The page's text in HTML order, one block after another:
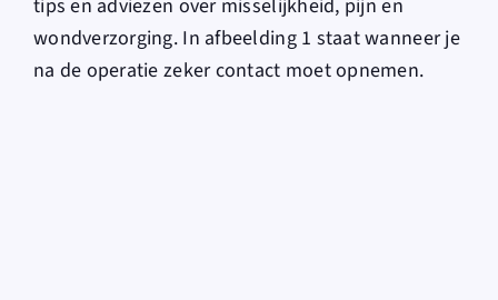
tips en adviezen over misselijkheid, pijn en
wondverzorging. In afbeelding 1 staat wanneer je
na de operatie zeker contact moet opnemen.